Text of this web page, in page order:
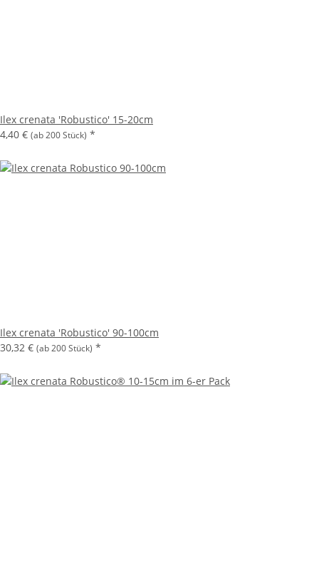
Ilex crenata 'Robustico' 15-20cm
4,40 € (ab 200 Stück) *
Ilex crenata 'Robustico' 90-100cm
30,32 € (ab 200 Stück) *